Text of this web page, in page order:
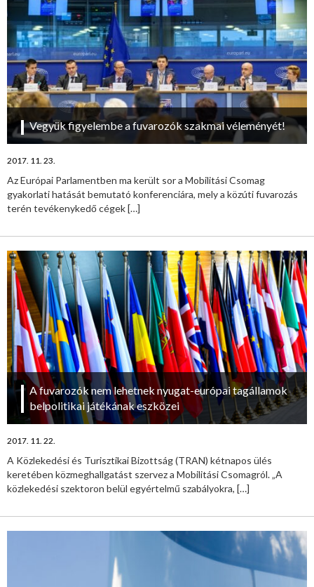
Vegyük figyelembe a fuvarozók szakmai véleményét!
2017. 11. 23.
Az Európai Parlamentben ma került sor a Mobilitási Csomag
gyakorlati hatását bemutató konferenciára, mely a közúti fuvarozás
terén tevékenykedő cégek[…]
A fuvarozók nem lehetnek nyugat-európai tagállamok
belpolitikai játékának eszközei
2017. 11. 22.
A Közlekedési és Turisztikai Bizottság (TRAN) kétnapos ülés
keretében közmeghallgatást szervez a Mobilitási Csomagról. „A
közlekedési szektoron belül egyértelmű szabályokra, […]